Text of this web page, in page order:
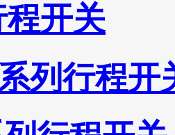
开关
列行程开